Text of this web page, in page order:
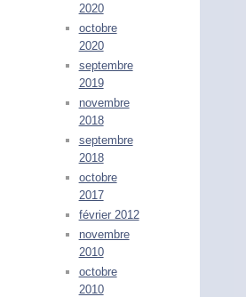
2020
octobre
2020
septembre
2019
novembre
2018
septembre
2018
octobre
2017
février 2012
novembre
2010
octobre
2010